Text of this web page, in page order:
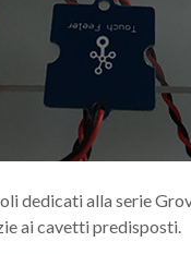
dedicati alla serie
ai cavetti predisposti.